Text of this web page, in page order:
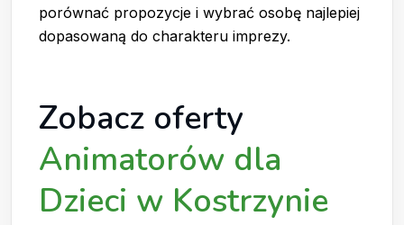
porównać propozycje i wybrać osobę najlepiej
dopasowaną do charakteru imprezy.
Zobacz oferty
Animatorów dla
Dzieci w Kostrzynie